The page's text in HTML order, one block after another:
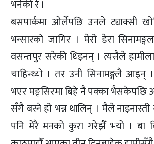
भनेकी रे ।
बसपार्कमा ओर्लेपछि उनले ट्याक्सी
भन्सारको जागिर । मेरो डेरा
वसन्तपुर सरेकी थिइनन् । त्यसैले
चाहिन्थ्यो । तर उनी सिनामङ्गलै आइन्
भएर मङ्सिरमा बिहे नै पक्का भैसकेपछि
सँगै बस्ने हो भन्न थालिन् । मैले
पनि मेरै मनको कुरा गरेझैँ भयो । बा